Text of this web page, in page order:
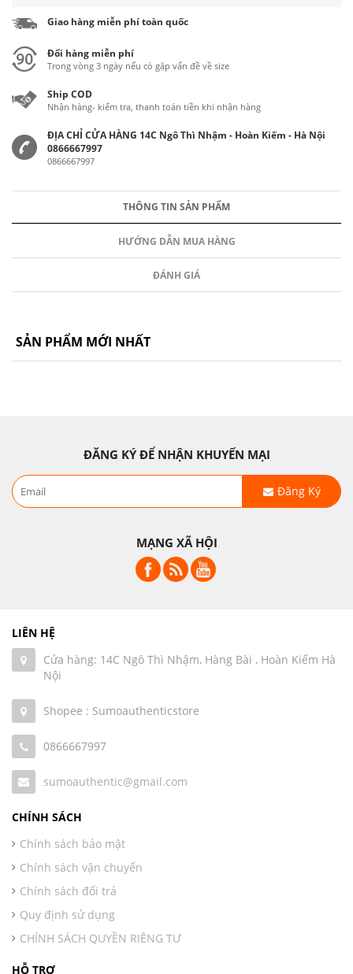
Giao hàng miễn phí toàn quốc
Đổi hàng miễn phí
Trong vòng 3 ngày nếu có gặp vấn đề về size
Ship COD
Nhận hàng- kiểm tra, thanh toán tiền khi nhận hàng
ĐỊA CHỈ CỬA HÀNG 14C Ngô Thì Nhậm - Hoàn Kiếm - Hà Nội
0866667997
0866667997
THÔNG TIN SẢN PHẨM
HƯỚNG DẪN MUA HÀNG
ĐÁNH GIÁ
SẢN PHẨM MỚI NHẤT
ĐĂNG KÝ ĐỂ NHẬN KHUYẾN MẠI
Đăng Ký
MẠNG XÃ HỘI
LIÊN HỆ
Cửa hàng: 14C Ngô Thì Nhậm, Hàng Bài , Hoàn Kiếm Hà
Nội
Shopee : Sumoauthenticstore
0866667997
sumoauthentic@gmail.com
CHÍNH SÁCH
Chính sách bảo mật
Chính sách vận chuyển
Chính sách đổi trả
Quy định sử dụng
CHÍNH SÁCH QUYỀN RIÊNG TƯ
HỖ TRỢ